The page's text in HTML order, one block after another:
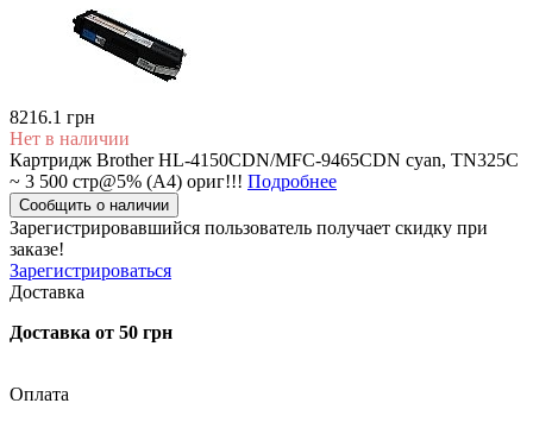
8216.1 грн
Нет в наличии
Картридж Brother HL-4150CDN/MFC-9465CDN cyan, TN325C
~ 3 500 стр@5% (А4) ориг!!! Подробнее
Сообщить о наличии
Зарегистрировавшийся пользователь получает скидку при
заказе!
Зарегистрироваться
Доставка
Доставка от 50 грн
Оплата